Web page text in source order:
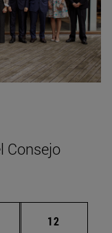
Consejo
Páginas intermedias
Página
12